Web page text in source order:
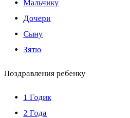
Мальчику
Дочери
Сыну
Зятю
Поздравления ребенку
1 Годик
2 Года